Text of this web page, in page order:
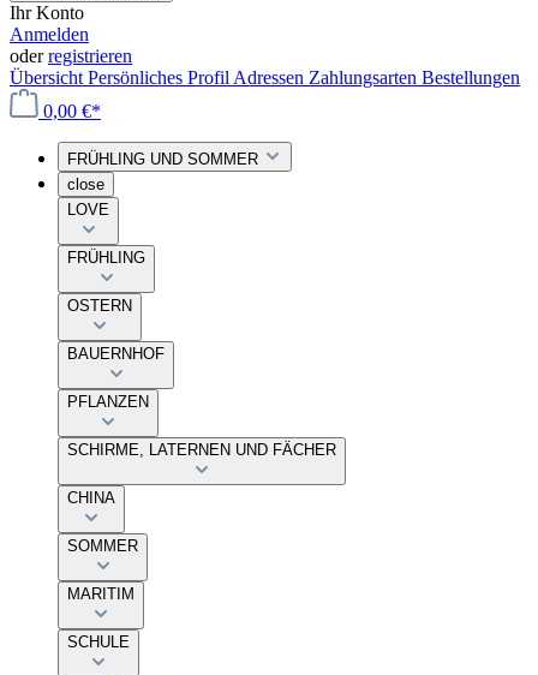
Ihr Konto
Anmelden
oderregistrieren
Übersicht Persönliches Profil Adressen Zahlungsarten Bestellungen
0,00 €*
FRÜHLING UND SOMMER
close
LOVE
FRÜHLING
OSTERN
BAUERNHOF
PFLANZEN
SCHIRME, LATERNEN UND FÄCHER
CHINA
SOMMER
MARITIM
SCHULE